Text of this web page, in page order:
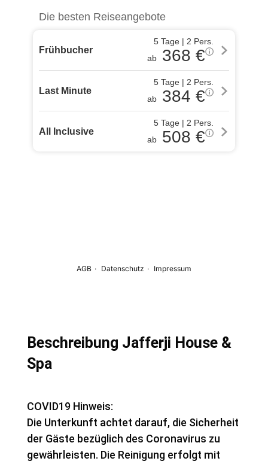
Beschreibung Jafferji House &
Spa
COVID19 Hinweis:
Die Unterkunft achtet darauf, die Sicherheit
der Gäste bezüglich des Coronavirus zu
gewährleisten. Die Reinigung erfolgt mit